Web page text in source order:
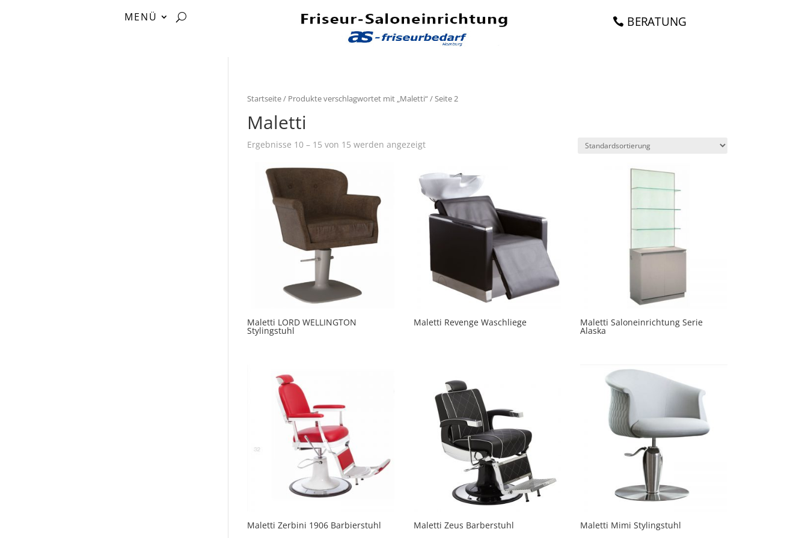
MENÜ BERATUNG
Startseite/ Produkte verschlagwortet mit „Maletti“/ Seite 2
Maletti
Ergebnisse 10 – 15 von 15 werden angezeigt
Maletti LORD WELLINGTON
Stylingstuhl
Maletti Revenge Waschliege Maletti Saloneinrichtung Serie
Alaska
Maletti Zerbini 1906 Barbierstuhl Maletti Zeus Barberstuhl Maletti Mimi Stylingstuhl